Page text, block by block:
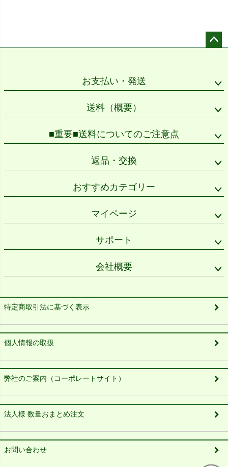
お支払い・発送
送料（概要）
■重要■送料についてのご注意点
返品・交換
おすすめカテゴリー
マイページ
サポート
会社概要
特定商取引法に基づく表示
個人情報の取扱
弊社のご案内（コーポレートサイト）
法人様 数量おまとめ注文
お問い合わせ